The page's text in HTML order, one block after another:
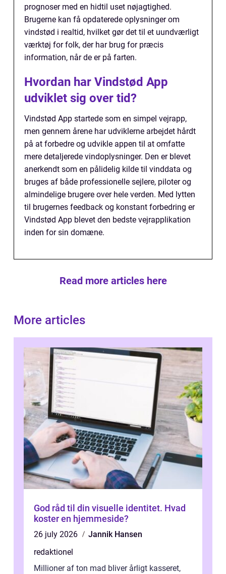
prognoser med en hidtil uset nøjagtighed.
Brugerne kan få opdaterede oplysninger om
vindstød i realtid, hvilket gør det til et uundværligt
værktøj for folk, der har brug for præcis
information, når de er på farten.
Hvordan har Vindstød App
udviklet sig over tid?
Vindstød App startede som en simpel vejrapp,
men gennem årene har udviklerne arbejdet hårdt
på at forbedre og udvikle appen til at omfatte
mere detaljerede vindoplysninger. Den er blevet
anerkendt som en pålidelig kilde til vinddata og
bruges af både professionelle sejlere, piloter og
almindelige brugere over hele verden. Med lytten
til brugernes feedback og konstant forbedring er
Vindstød App blevet den bedste vejrapplikation
inden for sin domæne.
Read more articles here
More articles
God råd til din visuelle identitet. Hvad
koster en hjemmeside?
26 july 2026
Jannik Hansen
redaktionel
Millioner af ton mad bliver årligt kasseret,